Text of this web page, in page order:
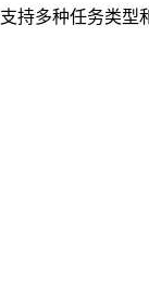
持多种任务类型